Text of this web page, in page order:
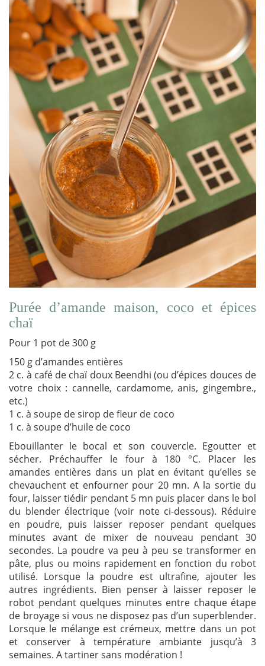
Purée d’amande maison, coco et épices
chaï
Pour 1 pot de 300 g
150 g d’amandes entières
2 c. à café de chaï doux Beendhi (ou d’épices douces de
votre choix : cannelle, cardamome, anis, gingembre.,
etc.)
1 c. à soupe de sirop de fleur de coco
1 c. à soupe d’huile de coco
Ebouillanter le bocal et son couvercle. Egoutter et
sécher. Préchauffer le four à 180 °C. Placer les
amandes entières dans un plat en évitant qu’elles se
chevauchent et enfourner pour 20 mn. A la sortie du
four, laisser tiédir pendant 5 mn puis placer dans le bol
du blender électrique (voir note ci-dessous). Réduire
en poudre, puis laisser reposer pendant quelques
minutes avant de mixer de nouveau pendant 30
secondes. La poudre va peu à peu se transformer en
pâte, plus ou moins rapidement en fonction du robot
utilisé. Lorsque la poudre est ultrafine, ajouter les
autres ingrédients. Bien penser à laisser reposer le
robot pendant quelques minutes entre chaque étape
de broyage si vous ne disposez pas d’un superblender.
Lorsque le mélange est crémeux, mettre dans un pot
et conserver à température ambiante jusqu’à 3
semaines. A tartiner sans modération !